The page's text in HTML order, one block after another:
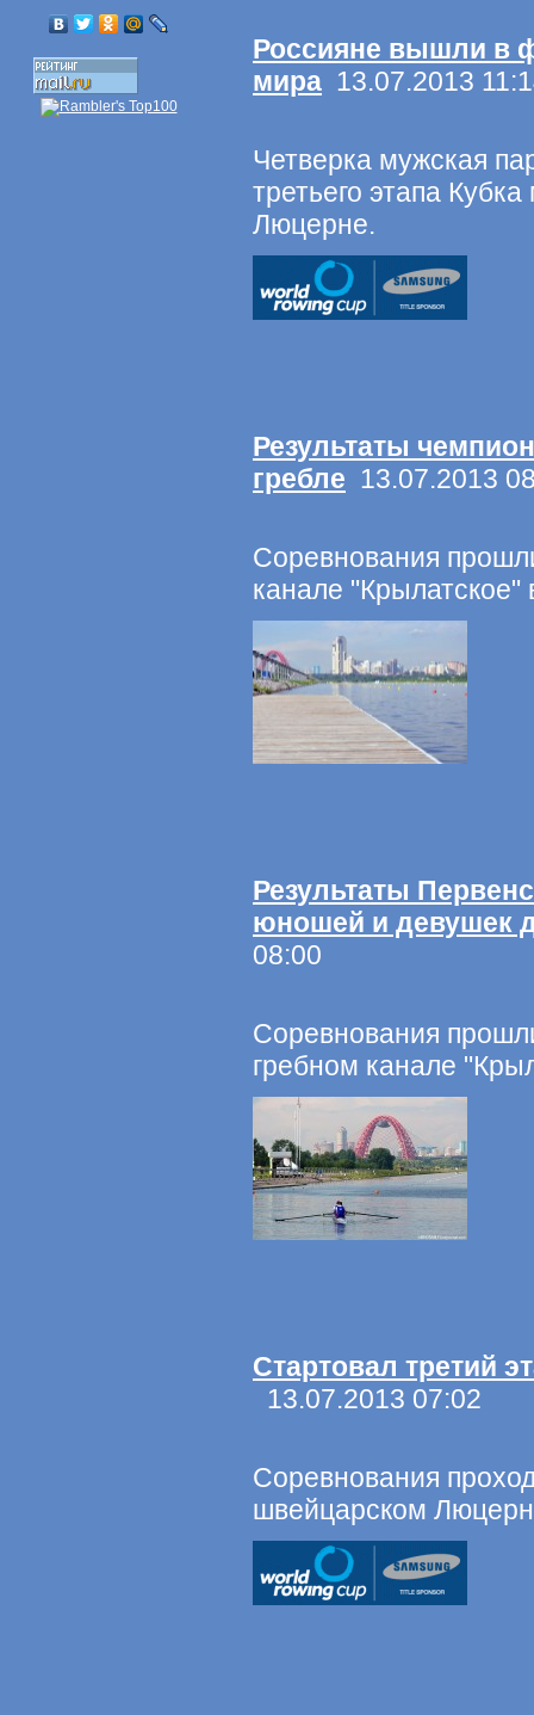
Россияне вышли в
мира 13.07.2013
Четверка мужская
третьего этапа
Люцерне.
Результаты
гребле 13.07.2013
Соревнования
канале "Крылатское"
Результаты
юношей и девушек
08:00
Соревнования
гребном канале
Стартовал третий
13.07.2013 07:02
Соревнования
швейцарском